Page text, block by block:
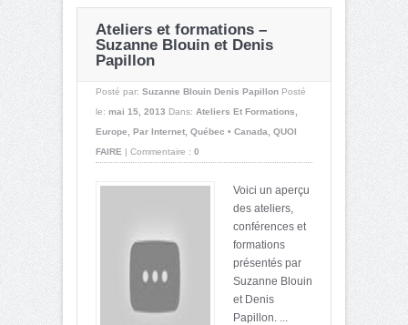
Ateliers et formations –
Suzanne Blouin et Denis
Papillon
Posté par: Suzanne Blouin Denis Papillon Posté
le: mai 15, 2013 Dans: Ateliers Et Formations
Europe
Par Internet Québec • Canada
QUOI
FAIRE | Commentaire : 0
Voici un aperçu
des ateliers,
conférences et
formations
présentés par
Suzanne Blouin
et Denis
Papillon. ...